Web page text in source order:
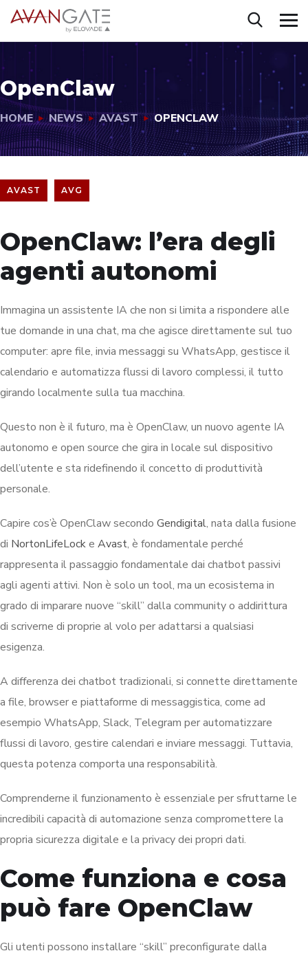
OpenClaw
HOME NEWS AVAST OPENCLAW
AVAST AVG
OpenClaw: l’era degli
agenti autonomi
Immagina un assistente IA che non si limita a rispondere alle
tue domande in una chat, ma che agisce direttamente sul tuo
computer: apre file, invia messaggi su WhatsApp, gestisce il
calendario e automatizza flussi di lavoro complessi, il tutto
girando localmente sulla tua macchina.
Questo non è il futuro, ma è OpenClaw, un nuovo agente IA
autonomo e open source che gira in locale sul dispositivo
dell’utente e sta ridefinendo il concetto di produttività
personale.
Capire cos’è OpenClaw secondo Gendigital, nata dalla fusione
di NortonLifeLocke Avast, è fondamentale perché
rappresenta il passaggio fondamentale dai chatbot passivi
agli agenti attivi. Non è solo un tool, ma un ecosistema in
grado di imparare nuove “skill” dalla community o addirittura
di scriverne di proprie al volo per adattarsi a qualsiasi
esigenza.
A differenza dei chatbot tradizionali, si connette direttamente
a file, browser e piattaforme di messaggistica, come ad
esempio WhatsApp, Slack, Telegram per automatizzare
flussi di lavoro, gestire calendari e inviare messaggi. Tuttavia,
questa potenza comporta una responsabilità.
Comprenderne il funzionamento è essenziale per sfruttarne le
incredibili capacità di automazione senza compromettere la
propria sicurezza digitale e la privacy dei propri dati.
Come funziona e cosa
può fare OpenClaw
Gli utenti possono installare “skill” preconfigurate dalla